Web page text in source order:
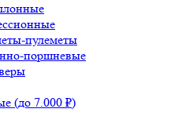
пулеметы
поршневые
(до 7.000 ₽)